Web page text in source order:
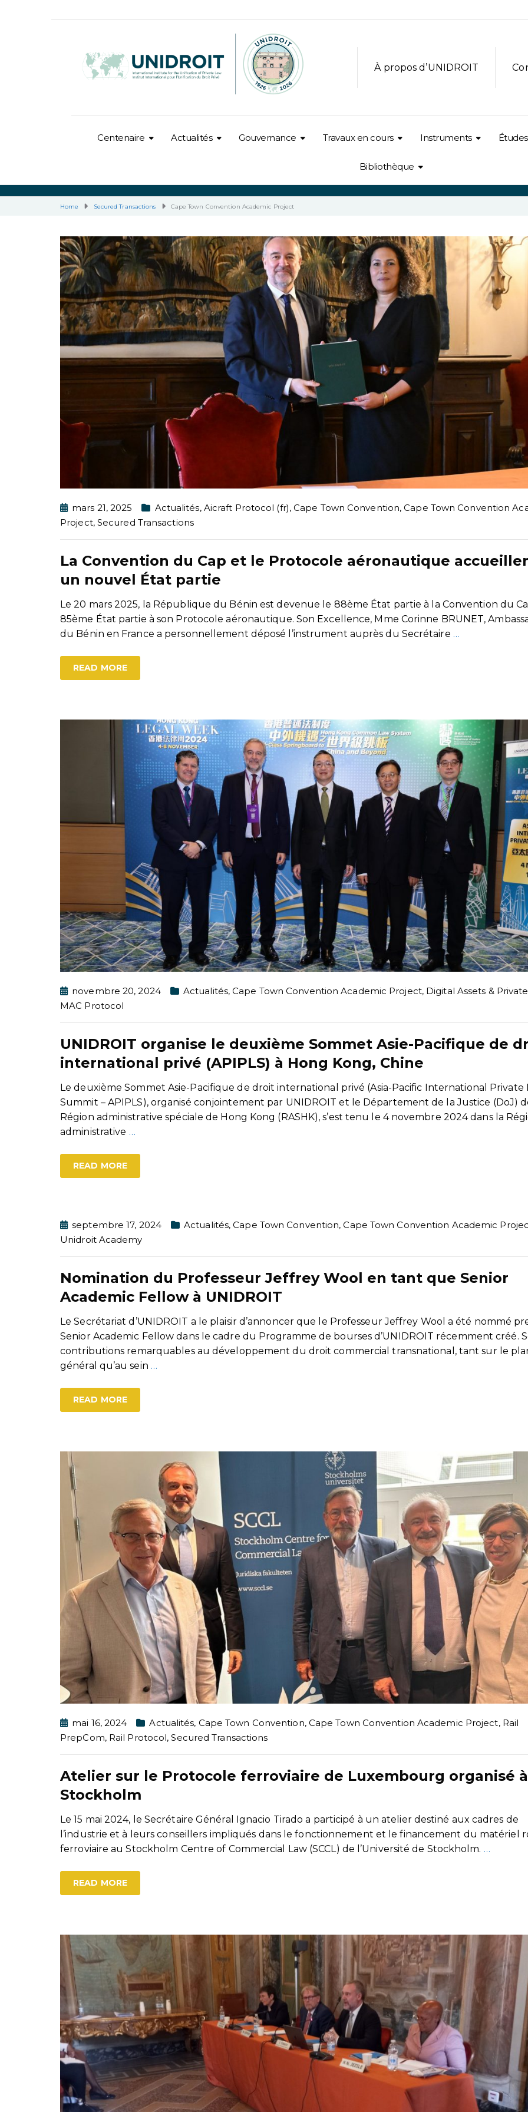
À propos d’UNIDROIT
Centenaire Actualités Gouvernance Travaux en cours Instruments Études
Bibliothèque
Home Secured Transactions Cape Town Convention Academic Project
mars 21, 2025 Actualités, Aicraft Protocol (fr),Cape Town Convention,Cape Town Convention
Project, Secured Transactions
La Convention du Cap et le Protocole aéronautique
un nouvel État partie
Le 20 mars 2025, la République du Bénin est devenue le 88ème État partie à la Convention du
85ème État partie à son Protocole aéronautique. Son Excellence, Mme Corinne BRUNET,
du Bénin en France a personnellement déposé l’instrument auprès du Secrétaire …
READ MORE
novembre 20, 2024 Actualités,Cape Town Convention Academic Project, Digital Assets &
MAC Protocol
UNIDROIT organise le deuxième Sommet Asie-Pacifique de
international privé (APIPLS) à Hong Kong, Chine
Le deuxième Sommet Asie-Pacifique de droit international privé (Asia-Pacific International Private
Summit – APIPLS), organisé conjointement par UNIDROIT et le Département de la Justice (DoJ)
Région administrative spéciale de Hong Kong (RASHK), s’est tenu le 4 novembre 2024 dans la
administrative …
READ MORE
septembre 17, 2024 Actualités,Cape Town Convention,Cape Town Convention Academic
Unidroit Academy
Nomination du Professeur Jeffrey Wool en tant que Senior
Academic Fellow à UNIDROIT
Le Secrétariat d’UNIDROIT a le plaisir d’annoncer que le Professeur Jeffrey Wool a été nommé
Senior Academic Fellow dans le cadre du Programme de bourses d’UNIDROIT récemment créé.
contributions remarquables au développement du droit commercial transnational, tant sur le
général qu’au sein …
READ MORE
mai 16, 2024 Actualités, Cape Town Convention, Cape Town Convention Academic Project, Rail
PrepCom, Rail Protocol,Secured Transactions
Atelier sur le Protocole ferroviaire de Luxembourg organisé à
Stockholm
Le 15 mai 2024, le Secrétaire Général Ignacio Tirado a participé à un atelier destiné aux cadres de
l’industrie et à leurs conseillers impliqués dans le fonctionnement et le financement du matériel
ferroviaire au Stockholm Centre of Commercial Law (SCCL) de l’Université de Stockholm. …
READ MORE